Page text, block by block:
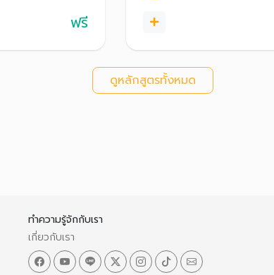
ฟรี
ดูหลักสูตรทั้งหมด
ทำความรู้จักกับเรา
เกี่ยวกับเรา